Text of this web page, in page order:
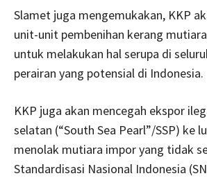
Slamet juga mengemukakan, KKP
unit-unit pembenihan kerang
untuk melakukan hal serupa di
perairan yang potensial di Indonesia.
KKP juga akan mencegah ekspor
selatan (“South Sea Pearl”/SSP) ke
menolak mutiara impor yang tidak
Standardisasi Nasional Indonesia